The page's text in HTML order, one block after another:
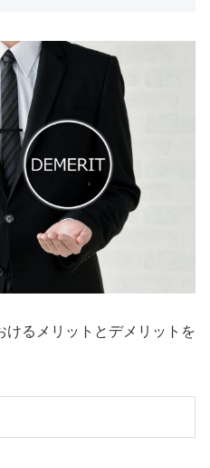
けるメリットとデメリットを